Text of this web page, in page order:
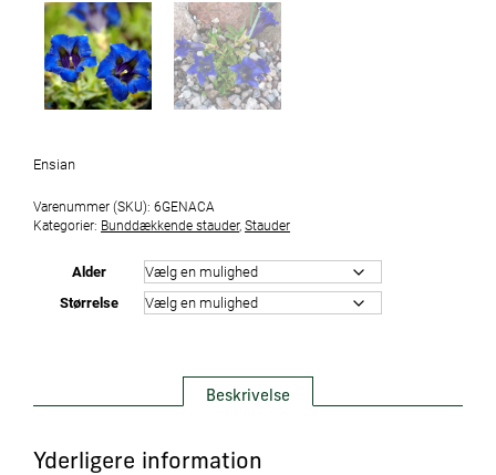
Ensian
Varenummer (SKU): 6GENACA
Kategorier: Bunddækkende stauder, Stauder
Alder
Størrelse
Beskrivelse
Yderligere information